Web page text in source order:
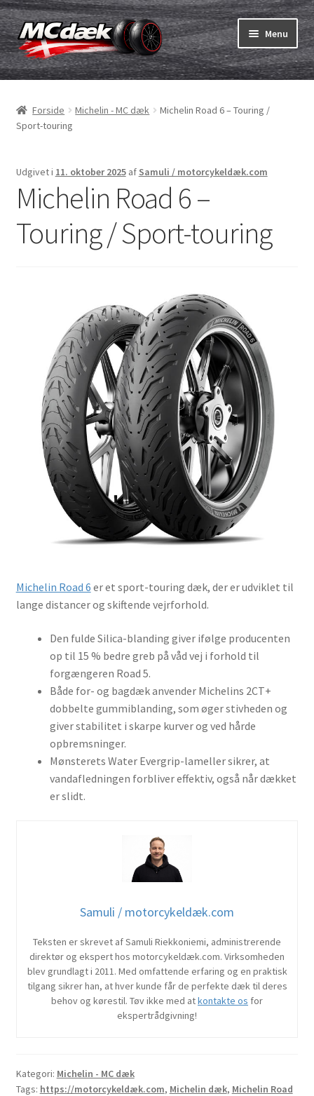
Spring
til
navigation
Spring
til
indhold
Menu
Dæk
Udfold
Slanger & fælgband
Dæk ABC
MC dæk test
Forside Michelin - MC dæk
Michelin Road 6 – Touring /
Sport-touring
Udgivet i 11. oktober 2025 af Samuli / motorcykeldæk.com
Michelin Road 6 –
Touring / Sport-touring
Michelin Road 6 er et sport-touring dæk, der er udviklet til
lange distancer og skiftende vejrforhold.
Den fulde Silica-blanding giver ifølge producenten
op til 15 % bedre greb på våd vej i forhold til
forgængeren Road 5.
Både for- og bagdæk anvender Michelins 2CT+
dobbelte gummiblanding, som øger stivheden og
giver stabilitet i skarpe kurver og ved hårde
opbremsninger.
Mønsterets Water Evergrip-lameller sikrer, at
vandafledningen forbliver effektiv, også når dækket
er slidt.
Samuli / motorcykeldæk.com
Teksten er skrevet af Samuli Riekkoniemi, administrerende
direktør og ekspert hos motorcykeldæk.com. Virksomheden
blev grundlagt i 2011. Med omfattende erfaring og en praktisk
tilgang sikrer han, at hver kunde får de perfekte dæk til deres
behov og kørestil. Tøv ikke med atkontakte os for
ekspertrådgivning!
Kategori: Michelin - MC dæk
Tags: https://motorcykeldæk.com, Michelin dæk, Michelin Road